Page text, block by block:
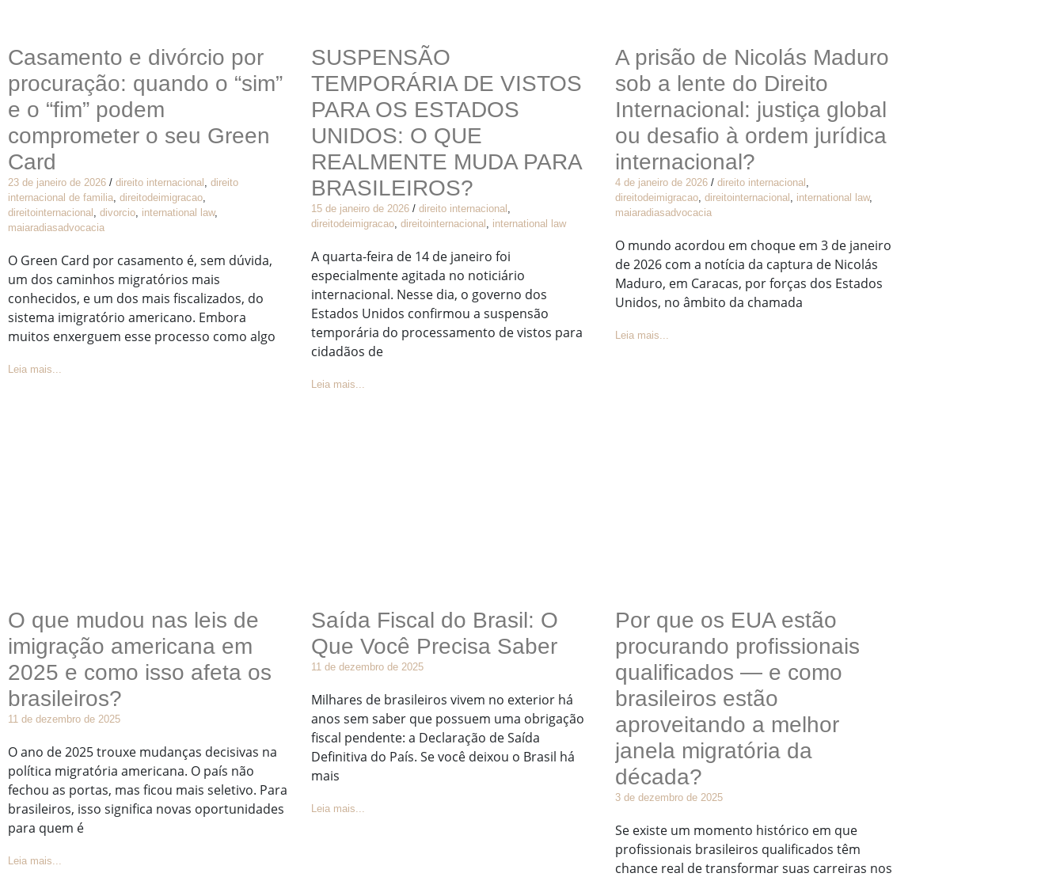
Casamento e divórcio por
procuração: quando o “sim”
e o “fim” podem
comprometer o seu Green
Card
23 de janeiro de 2026 / direito internacional direito
internacional de familia direitodeimigracao
direitointernacional divorcio international law,
maiaradiasadvocacia
O Green Card por casamento é, sem dúvida,
um dos caminhos migratórios mais
conhecidos, e um dos mais fiscalizados, do
sistema imigratório americano. Embora
muitos enxerguem esse processo como algo
Leia mais...
SUSPENSÃO
TEMPORÁRIA DE VISTOS
PARA OS ESTADOS
UNIDOS: O QUE
REALMENTE MUDA PARA
BRASILEIROS?
15 de janeiro de 2026 / direito internacional
direitodeimigracao ,direitointernacional international law
A quarta-feira de 14 de janeiro foi
especialmente agitada no noticiário
internacional. Nesse dia, o governo dos
Estados Unidos confirmou a suspensão
temporária do processamento de vistos para
cidadãos de
Leia mais...
A prisão de Nicolás Maduro
sob a lente do Direito
Internacional: justiça global
ou desafio à ordem jurídica
internacional?
4 de janeiro de 2026 / direito internacional
direitodeimigracao, direitointernacional international law,
maiaradiasadvocacia
O mundo acordou em choque em 3 de janeiro
de 2026 com a notícia da captura de Nicolás
Maduro, em Caracas, por forças dos Estados
Unidos, no âmbito da chamada
Leia mais...
O que mudou nas leis de
imigração americana em
2025 e como isso afeta os
brasileiros?
11 de dezembro de 2025
O ano de 2025 trouxe mudanças decisivas na
política migratória americana. O país não
fechou as portas, mas ficou mais seletivo. Para
brasileiros, isso significa novas oportunidades
para quem é
Leia mais...
Saída Fiscal do Brasil: O
Que Você Precisa Saber
11 de dezembro de 2025
Milhares de brasileiros vivem no exterior há
anos sem saber que possuem uma obrigação
fiscal pendente: a Declaração de Saída
Definitiva do País. Se você deixou o Brasil há
mais
Leia mais...
Por que os EUA estão
procurando profissionais
qualificados — e como
brasileiros estão
aproveitando a melhor
janela migratória da
década?
3 de dezembro de 2025
Se existe um momento histórico em que
profissionais brasileiros qualificados têm
chance real de transformar suas carreiras nos